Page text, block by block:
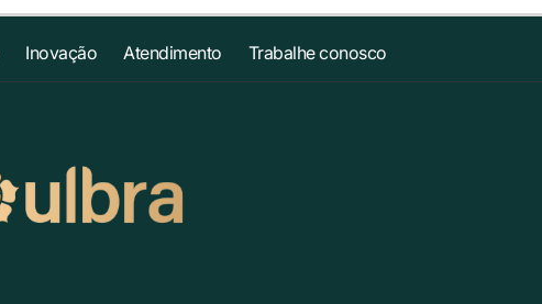
Inovação Atendimento Trabalhe conosco